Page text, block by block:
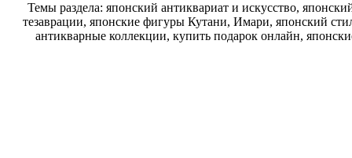
Темы раздела: японский антиквариат и искусство,
тезаврации, японские фигуры Кутани, Имари, японский
антикварные коллекции, купить подарок онлайн,